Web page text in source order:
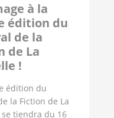
à la
édition du
de la
de La
!
édition du
la Fiction de La
se tiendra du 16